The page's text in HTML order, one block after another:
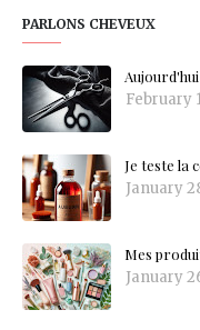
PARLONS CHEVEUX
Aujourd'hui
February
Je teste la
January
Mes
January